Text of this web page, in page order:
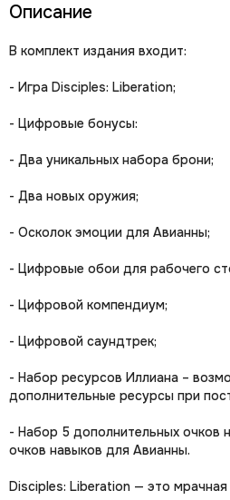
Описание
В комплект издания входит:
- Игра Disciples: Liberation;
- Цифровые бонусы:
- Два уникальных набора брони;
- Два новых оружия;
- Осколок эмоции для Авианны;
- Цифровые обои для рабочего
- Цифровой компендиум;
- Цифровой саундтрек;
- Набор ресурсов Иллиана –
дополнительные ресурсы при
- Набор 5 дополнительных очков
очков навыков для Авианны.
Disciples: Liberation — это мрачная